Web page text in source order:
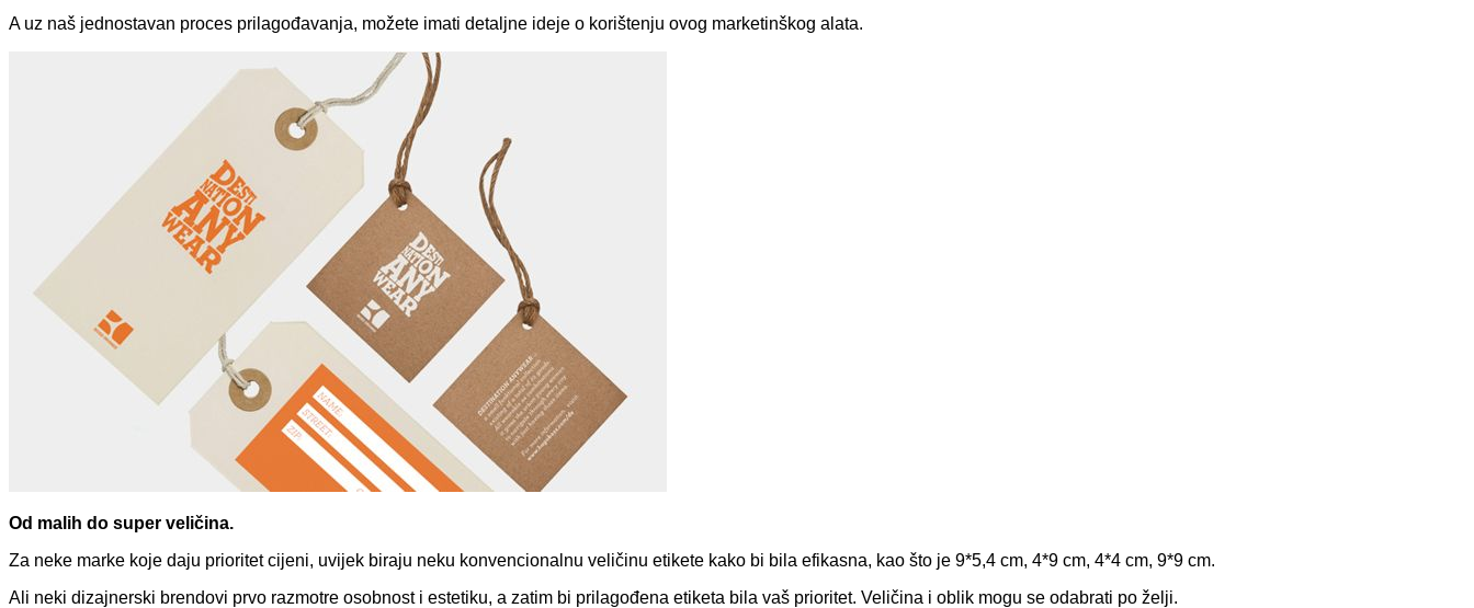
A uz naš jednostavan proces prilagođavanja, možete imati detaljne ideje o korištenju ovog marketinškog alata.
Od malih do super veličina.
Za neke marke koje daju prioritet cijeni, uvijek biraju neku konvencionalnu veličinu etikete kako bi bila efikasna, kao što je 9*5,4 cm, 4*9 cm, 4*4 cm, 9*9 cm.
Ali neki dizajnerski brendovi prvo razmotre osobnost i estetiku, a zatim bi prilagođena etiketa bila vaš prioritet. Veličina i oblik mogu se odabrati po želji.